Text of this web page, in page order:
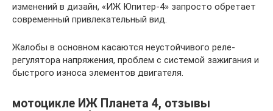
изменений в дизайн, «ИЖ Юпитер-4» запросто обретает
современный привлекательный вид.
Жалобы в основном касаются неустойчивого реле-
регулятора напряжения, проблем с системой зажигания и
быстрого износа элементов двигателя.
мотоцикле ИЖ Планета 4, отзывы